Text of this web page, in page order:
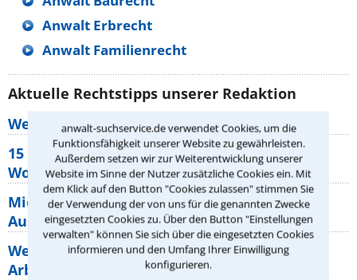
anwalt-suchservice.de verwendet Cookies, um die
Funktionsfähigkeit unserer Website zu gewährleisten.
Außerdem setzen wir zur Weiterentwicklung unserer
Website im Sinne der Nutzer zusätzliche Cookies ein. Mit
dem Klick auf den Button "Cookies zulassen" stimmen Sie
der Verwendung der von uns für die genannten Zwecke
eingesetzten Cookies zu. Über den Button "Einstellungen
verwalten" können Sie sich über die eingesetzten Cookies
informieren und den Umfang Ihrer Einwilligung
konfigurieren.
Anwalt Erbrecht
Anwalt Familienrecht
Aktuelle Rechtstipps unserer Redaktion
Wer muss Zweitwohnungssteuer zahlen?
15 elementare Rechte, die jeder
Wohnungseigentümer kennen sollte
Mietpreisbremse 2026: Alle Regeln,
Ausnahmen und Rechte für Mieter
Welche Regeln für Teilnahme, Urlaub,
Arbeitszeit gelten beim